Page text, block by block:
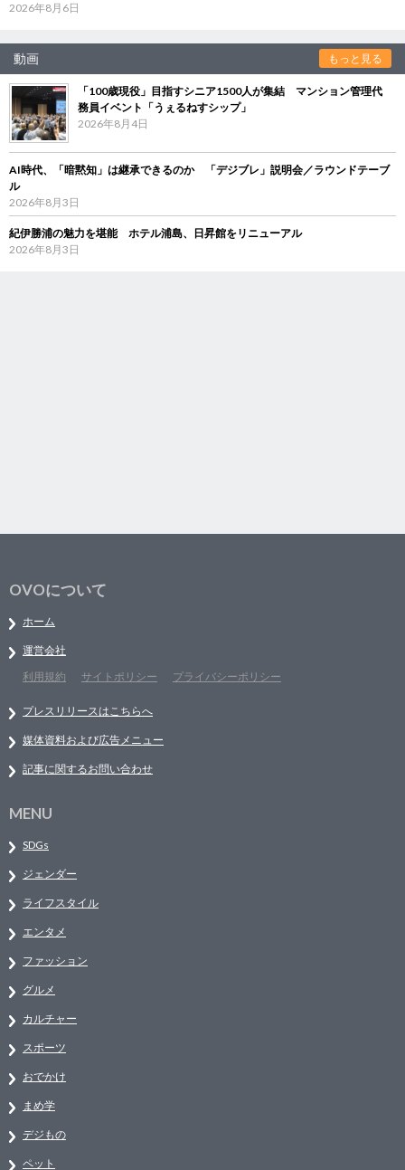
2026年8月6日
動画 もっと見る
「100歳現役」目指すシニア1500人が集結 マンション管理代
務員イベント「うぇるねすシップ」
2026年8月4日
AI時代、「暗黙知」は継承できるのか 「デジブレ」説明会／ラウンドテーブ
ル
2026年8月3日
紀伊勝浦の魅力を堪能 ホテル浦島、日昇館をリニューアル
2026年8月3日
OVOについて
ホーム
運営会社
利用規約
サイトポリシー プライバシーポリシー
プレスリリースはこちらへ
媒体資料および広告メニュー
記事に関するお問い合わせ
MENU
SDGs
ジェンダー
ライフスタイル
エンタメ
ファッション
グルメ
カルチャー
スポーツ
おでかけ
まめ学
デジもの
ペット